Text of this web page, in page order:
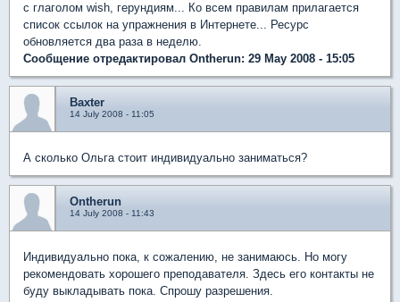
с глаголом wish, герундиям... Ко всем правилам прилагается
список ссылок на упражнения в Интернете... Ресурс
обновляется два раза в неделю.
Сообщение отредактировал Ontherun: 29 May 2008 - 15:05
Baxter
14 July 2008 - 11:05
А сколько Ольга стоит индивидуально заниматься?
Ontherun
14 July 2008 - 11:43
Индивидуально пока, к сожалению, не занимаюсь. Но могу
рекомендовать хорошего преподавателя. Здесь его контакты не
буду выкладывать пока. Спрошу разрешения.